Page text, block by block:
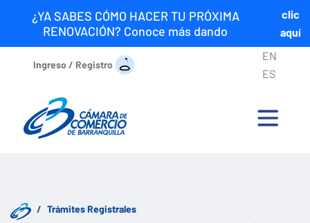
¿YA SABES CÓMO HACER TU PRÓXIMA
RENOVACIÓN? Conoce más dando
clic
aquí
Ingreso / Registro
EN
ES
Trámites Registrales